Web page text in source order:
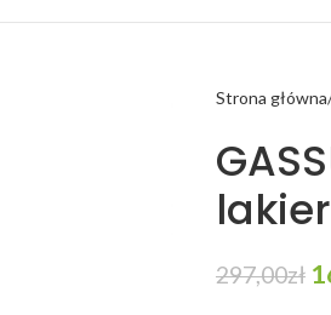
Strona główna
297,00zł